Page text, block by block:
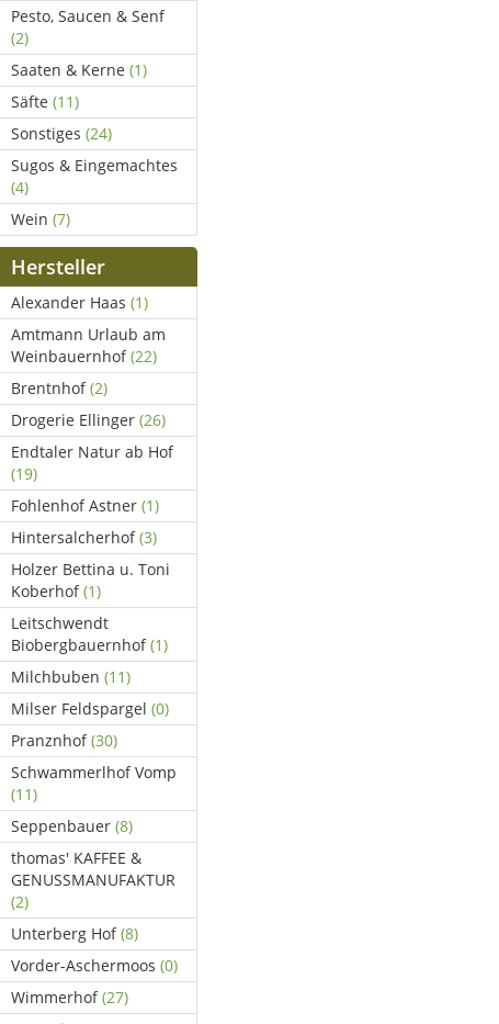
Pesto, Saucen & Senf
(2)
Saaten & Kerne (1)
Säfte (11)
Sonstiges (24)
Sugos & Eingemachtes
(4)
Wein (7)
Hersteller
Alexander Haas (1)
Amtmann Urlaub am
Weinbauernhof(22)
Brentnhof(2)
Drogerie Ellinger (26)
Endtaler Natur ab Hof
(19)
Fohlenhof Astner (1)
Hintersalcherhof(3)
Holzer Bettina u. Toni
Koberhof(1)
Leitschwendt
Biobergbauernhof(1)
Milchbuben (11)
Milser Feldspargel (0)
Pranznhof(30)
Schwammerlhof Vomp
(11)
Seppenbauer (8)
thomas' KAFFEE &
GENUSSMANUFAKTUR
(2)
Unterberg Hof(8)
Vorder-Aschermoos (0)
Wimmerhof(27)